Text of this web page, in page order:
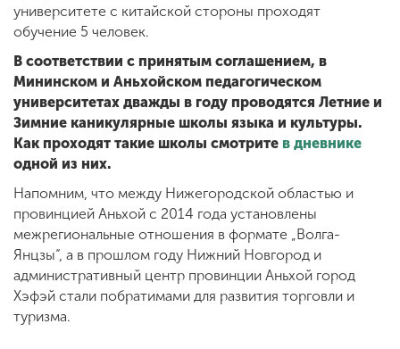
университете с китайской стороны проходят
обучение 5 человек.
В соответствии с принятым соглашением, в
Мининском и Аньхойском педагогическом
университетах дважды в году проводятся Летние и
Зимние каникулярные школы языка и культуры.
Как проходят такие школы смотрите в дневнике
одной из них.
Напомним, что между Нижегородской областью и
провинцией Аньхой с 2014 года установлены
межрегиональные отношения в формате „Волга-
Янцзы“, а в прошлом году Нижний Новгород и
административный центр провинции Аньхой город
Хэфэй стали побратимами для развития торговли и
туризма.